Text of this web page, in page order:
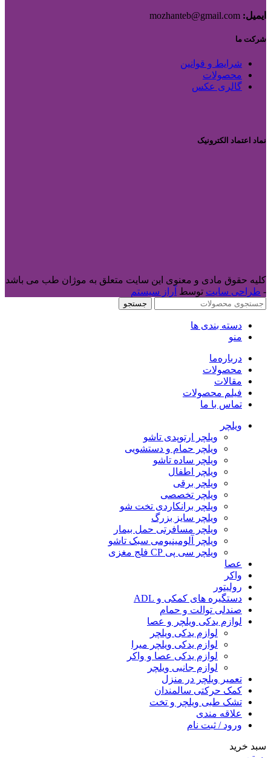
ایمیل:
شرکت ما
شرایط و قوانین
محصولات
گالری عکس
نماد اعتماد الکترونیک
کلیه حقوق مادی و معنوی این سایت متعلق به موژان طب می باشد
- طراحی سایت توسط آراز سیستم
جستجو
دسته بندی ها
منو
درباره‌ما
محصولات
مقالات
فیلم محصولات
تماس با ما
ویلچر
ویلچر ارتوپدی تاشو
ویلچر حمام و دستشویی
ویلچر ساده تاشو
ویلچر اطفال
ویلچر برقی
ویلچر تخصصی
ویلچر برانکاردی تخت شو
ویلچر سایز بزرگ
ویلچر مسافرتی حمل بیمار
ویلچر آلومینیومی سبک تاشو
ویلچر سی پی CP فلج مغزی
عصا
واکر
رولیتور
دستگیره های کمکی و ADL
صندلی توالت و حمام
لوازم یدکی ویلچر و عصا
لوازم یدکی ویلچر
لوازم یدکی ویلچر میرا
لوازم یدکی عصا و واکر
لوازم جانبی ویلچر
تعمیر ویلچر در منزل
کمک حرکتی سالمندان
تشک طبی ویلچر و تخت
علاقه مندی
ورود / ثبت نام
سبد خرید